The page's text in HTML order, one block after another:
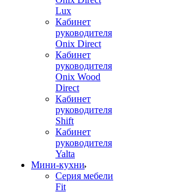
Lux
Кабинет
руководителя
Onix Direct
Кабинет
руководителя
Onix Wood
Direct
Кабинет
руководителя
Shift
Кабинет
руководителя
Yalta
Мини-кухни
Серия мебели
Fit